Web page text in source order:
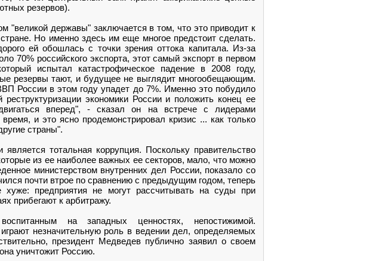
резервов).
державы" заключается в том, что это приводит к
Но именно здесь им еще многое предстоит сделать.
ей обошлась с точки зрения оттока капитала. Из-за
70% российского экспорта, этот самый экспорт в первом
испытал катастрофическое падение в 2008 году,
резервы тают, и будущее не выглядит многообещающим.
России в этом году упадет до 7%. Именно это побудило
экономики России и положить конец ее
вперед", - сказал он на встрече с лидерами
и это ясно продемонстрировал кризис ... как только
страны".
тотальная коррупция. Поскольку правительство
из ее наиболее важных ее секторов, мало, что можно
министерством внутренних дел России, показало со
почти втрое по сравнению с предыдущим годом, теперь
предприятия не могут рассчитывать на суды при
прибегают к арбитражу.
на западных ценностях, непостижимой.
незначительную роль в ведении дел, определяемых
президент Медведев публично заявил о своем
уничтожит Россию.